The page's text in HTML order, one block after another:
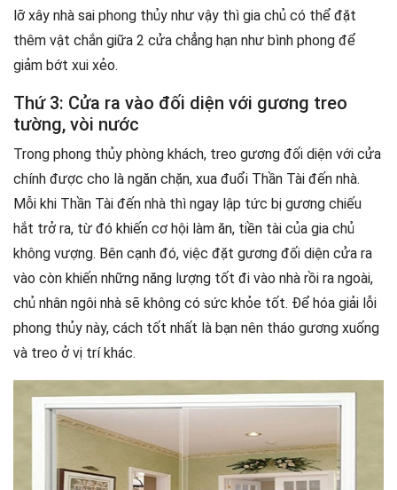
lỡ xây nhà sai phong thủy như vậy thì gia chủ có thể đặt
thêm vật chắn giữa 2 cửa chẳng hạn như bình phong để
giảm bớt xui xẻo.
Thứ 3: Cửa ra vào đối diện với gương treo
tường, vòi nước
Trong phong thủy phòng khách, treo gương đối diện với cửa
chính được cho là ngăn chặn, xua đuổi Thần Tài đến nhà.
Mỗi khi Thần Tài đến nhà thì ngay lập tức bị gương chiếu
hắt trở ra, từ đó khiến cơ hội làm ăn, tiền tài của gia chủ
không vượng. Bên cạnh đó, việc đặt gương đối diện cửa ra
vào còn khiến những năng lượng tốt đi vào nhà rồi ra ngoài,
chủ nhân ngôi nhà sẽ không có sức khỏe tốt. Để hóa giải lỗi
phong thủy này, cách tốt nhất là bạn nên tháo gương xuống
và treo ở vị trí khác.